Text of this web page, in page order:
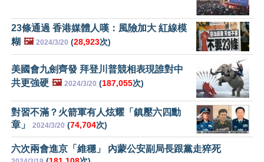
23條通過 香港媒體人嘆：風險加大 紅線模
糊 🖼️ 2024/3/20 (28,923次)
美國會九劍齊發 拜登川普競相表現誰對中
共更強硬 🖼️ 2024/3/20 (187,055次)
對習不滿？火箭軍有人炫耀「鎮壓六四勳
章」
2024/3/20 (74,704次)
六次兩會進京「維穩」 內蒙公安副局長跟黨走猝死